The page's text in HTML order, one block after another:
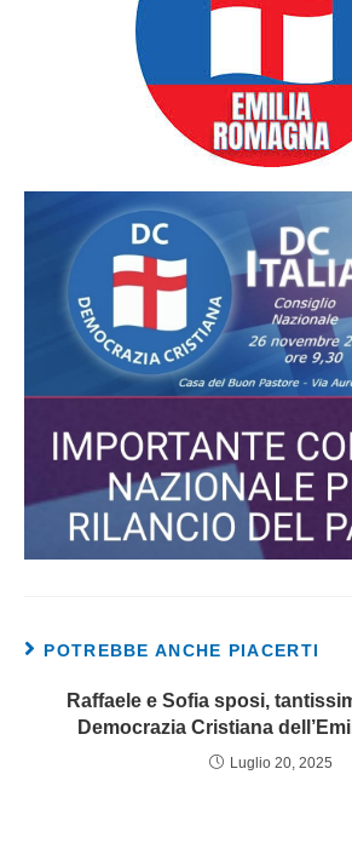
POTREBBE ANCHE PIACERTI
Raffaele e Sofia sposi,
Democrazia Cristiana
Luglio 20, 2025